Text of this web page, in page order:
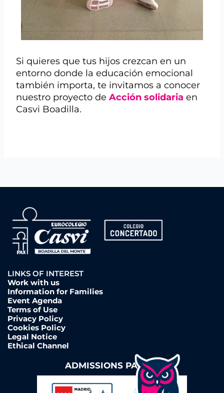
Si quieres que tus hijos crezcan en un
entorno donde la educación emocional
también importa, te invitamos a conocer
nuestro proyecto deAcción solidaria en
Casvi Boadilla.
LINKS OF INTEREST
Work with us
Information for Families
Event Agenda
Terms of Use
Privacy Policy
Cookies Policy
Legal Notice
Ethical Channel
ADMISSIONS PAGE ➔